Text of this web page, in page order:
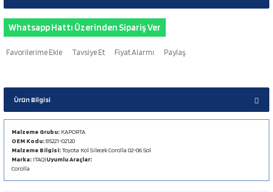
Whatsapp Hattı Üzerinden Sipariş Ver
Tavsiye Et Fiyat Alarmı Paylaş
Ürün Bilgisi
Malzeme Grubu: KAPORTA
OEM Kodu:85221-02120
Malzeme Bilgisi:Toyota Kol Silecek Corolla 02-06 Sol
Marka: ITAQIUyumlu Araçlar:
Corolla